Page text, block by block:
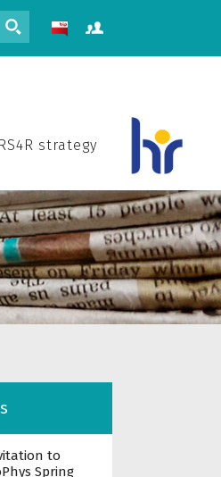
strategy
to
Spring